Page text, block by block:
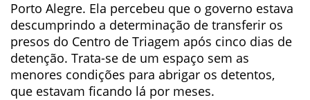
Porto Alegre. Ela percebeu que o governo estava
descumprindo a determinação de transferir os
presos do Centro de Triagem após cinco dias de
detenção. Trata-se de um espaço sem as
menores condições para abrigar os detentos,
que estavam ficando lá por meses.